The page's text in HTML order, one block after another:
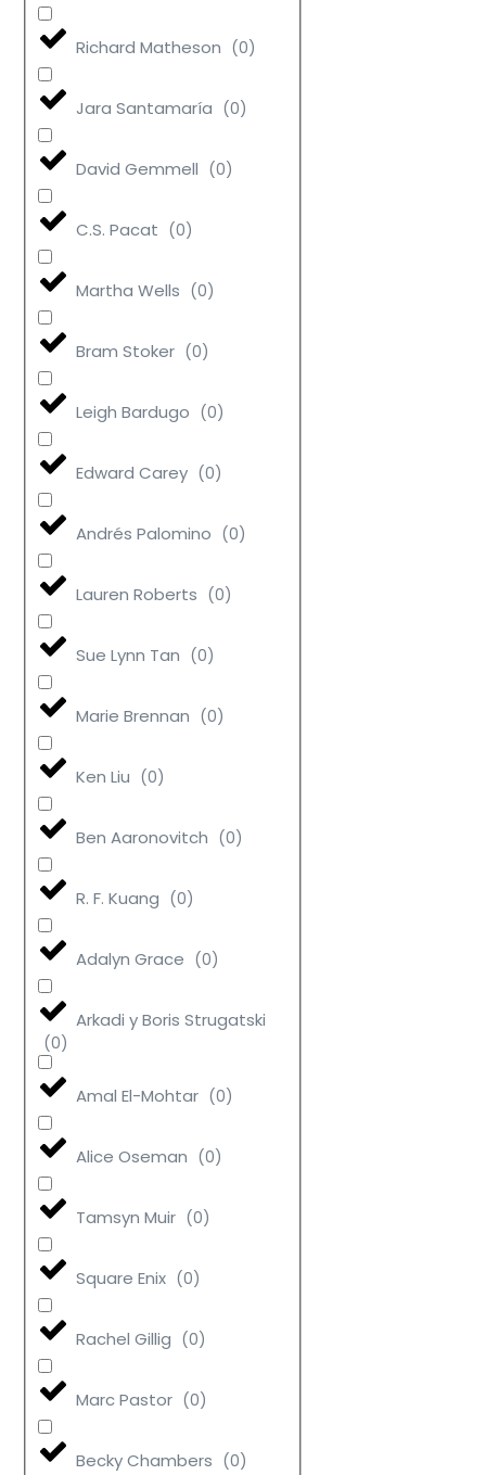
Richard Matheson (0)
Jara Santamaría (0)
David Gemmell (0)
C.S. Pacat (0)
Martha Wells (0)
Bram Stoker (0)
Leigh Bardugo (0)
Edward Carey (0)
Andrés Palomino (0)
Lauren Roberts (0)
Sue Lynn Tan (0)
Marie Brennan (0)
Ken Liu (0)
Ben Aaronovitch (0)
R. F. Kuang (0)
Adalyn Grace (0)
Arkadi y Boris Strugatski
(0)
Amal El-Mohtar (0)
Alice Oseman (0)
Tamsyn Muir (0)
Square Enix (0)
Rachel Gillig (0)
Marc Pastor (0)
Becky Chambers (0)